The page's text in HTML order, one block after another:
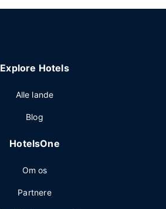
Explore Hotels
Alle lande
Blog
HotelsOne
Om os
Partnere